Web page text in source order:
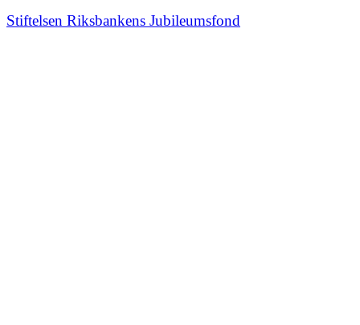
Stiftelsen Riksbankens Jubileumsfond